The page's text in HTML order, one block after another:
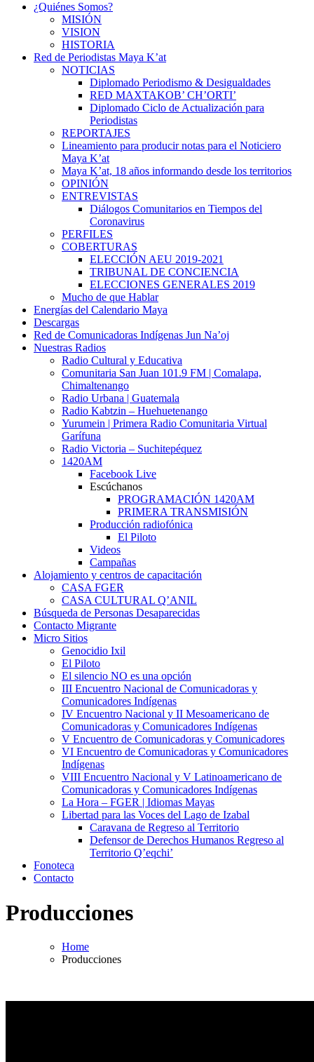
¿Quiénes Somos?
MISIÓN
VISION
HISTORIA
Red de Periodistas Maya K’at
NOTICIAS
Diplomado Periodismo & Desigualdades
RED MAXTAKOB’ CH’ORTI’
Diplomado Ciclo de Actualización para
Periodistas
REPORTAJES
Lineamiento para producir notas para el Noticiero
Maya K’at
Maya K’at, 18 años informando desde los territorios
OPINIÓN
ENTREVISTAS
Diálogos Comunitarios en Tiempos del
Coronavirus
PERFILES
COBERTURAS
ELECCIÓN AEU 2019-2021
TRIBUNAL DE CONCIENCIA
ELECCIONES GENERALES 2019
Mucho de que Hablar
Energías del Calendario Maya
Descargas
Red de Comunicadoras Indígenas Jun Na’oj
Nuestras Radios
Radio Cultural y Educativa
Comunitaria San Juan 101.9 FM | Comalapa,
Chimaltenango
Radio Urbana | Guatemala
Radio Kabtzin – Huehuetenango
Yurumein | Primera Radio Comunitaria Virtual
Garífuna
Radio Victoria – Suchitepéquez
1420AM
Facebook Live
Escúchanos
PROGRAMACIÓN 1420AM
PRIMERA TRANSMISIÓN
Producción radiofónica
El Piloto
Videos
Campañas
Alojamiento y centros de capacitación
CASA FGER
CASA CULTURAL Q’ANIL
Búsqueda de Personas Desaparecidas
Contacto Migrante
Micro Sitios
Genocidio Ixil
El Piloto
El silencio NO es una opción
III Encuentro Nacional de Comunicadoras y
Comunicadores Indígenas
IV Encuentro Nacional y II Mesoamericano de
Comunicadoras y Comunicadores Indígenas
V Encuentro de Comunicadoras y Comunicadores
VI Encuentro de Comunicadoras y Comunicadores
Indígenas
VIII Encuentro Nacional y V Latinoamericano de
Comunicadoras y Comunicadores Indígenas
La Hora – FGER | Idiomas Mayas
Libertad para las Voces del Lago de Izabal
Caravana de Regreso al Territorio
Defensor de Derechos Humanos Regreso al
Territorio Q’eqchi’
Fonoteca
Contacto
Producciones
Home
Producciones